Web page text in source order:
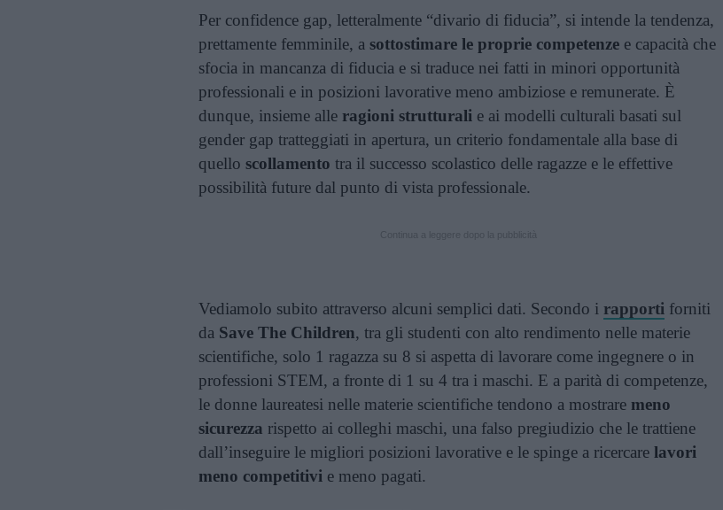
Per confidence gap, letteralmente “divario di fiducia”, si intende la tendenza,
prettamente femminile, a sottostimare le proprie competenze e capacità che
sfocia in mancanza di fiducia e si traduce nei fatti in minori opportunità
professionali e in posizioni lavorative meno ambiziose e remunerate. È
dunque, insieme alle ragioni strutturali e ai modelli culturali basati sul
gender gap tratteggiati in apertura, un criterio fondamentale alla base di
quello scollamento tra il successo scolastico delle ragazze e le effettive
possibilità future dal punto di vista professionale.
Vediamolo subito attraverso alcuni semplici dati. Secondo i rapporti forniti
da Save The Children, tra gli studenti con alto rendimento nelle materie
scientifiche, solo 1 ragazza su 8 si aspetta di lavorare come ingegnere o in
professioni STEM, a fronte di 1 su 4 tra i maschi. E a parità di competenze,
le donne laureatesi nelle materie scientifiche tendono a mostrare meno
sicurezza rispetto ai colleghi maschi, una falso pregiudizio che le trattiene
dall’inseguire le migliori posizioni lavorative e le spinge a ricercare lavori
meno competitivi e meno pagati.